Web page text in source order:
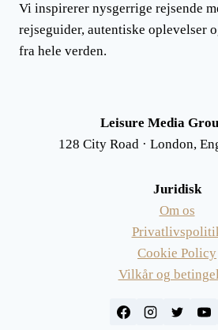
Vi inspirerer nysgerrige rejsende
rejseguider, autentiske oplevelser
fra hele verden.
Leisure Media
128 City Road · London,
Juridisk
Om os
Cookie Policy
Vilkår og